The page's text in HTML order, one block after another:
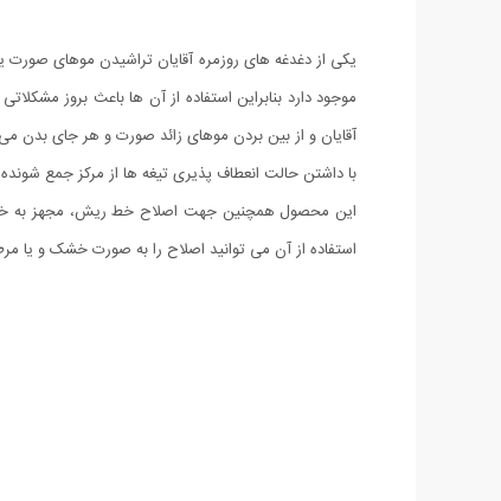
یکی از دغدغه های روزمره آقایان تراشیدن موهای
با داشتن حالت انعطاف پذیری تیغه ها از مرکز جمع
استفاده از آن می توانید اصلاح را به صورت خشک و یا